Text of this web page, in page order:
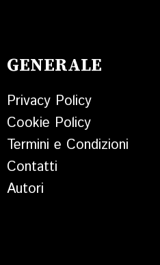
GENERALE
Privacy Policy
Cookie Policy
Termini e Condizioni
Contatti
Autori